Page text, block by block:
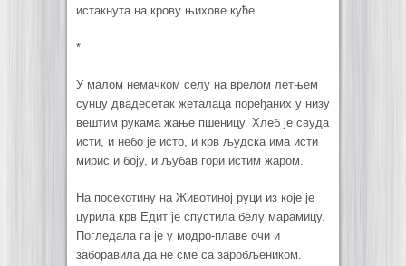
истакнута на крову њихове куће.
*
У малом немачком селу на врелом летњем
сунцу двадесетак жеталаца поређаних у низу
вештим рукама жање пшеницу. Хлеб је свуда
исти, и небо је исто, и крв људска има исти
мирис и боју, и љубав гори истим жаром.
На посекотину на Животиној руци из које је
цурила крв Едит је спустила белу марамицу.
Погледала га је у модро-плаве очи и
заборавила да не сме са заробљеником.